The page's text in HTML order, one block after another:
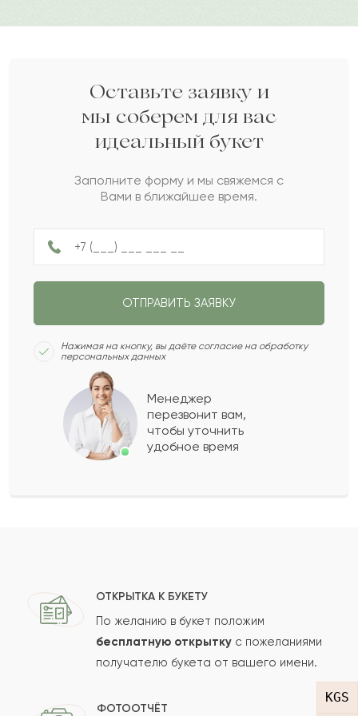
KGS
Дарите своим близким любовь вместе с Pro-buket.
чрезвычайно красивый букет цветов очень
однозначно рекомендуется.
Муза
Х 2016-12-05
Хакназар
Аман
Назира
Показать еще
Оставить свой отзыв
Оставьте заявку и
мы соберем для вас
идеальный букет
Заполните форму и мы свяжемся с
Вами в ближайшее время.
ОТПРАВИТЬ ЗАЯВКУ
Нажимая на кнопку, вы даёте согласие на обработку
персональных данных
Менеджер
перезвонит вам,
чтобы уточнить
удобное время
ОТКРЫТКА К БУКЕТУ
По желанию в букет положим
бесплатную открытку с пожеланиями
получателю букета от вашего имени.
ФОТООТЧЁТ